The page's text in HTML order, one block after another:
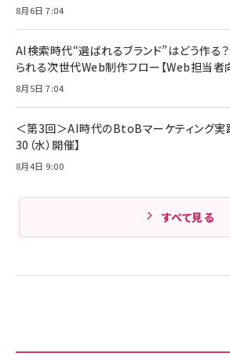
Amazonランキングをも
ケーブル Anker絡まないケ
ド付き USB PD対応 シリコ
17 / 16 / 15 / Galaxy
Pro/Air 各種対応 (1.8m ミッ
￥1,890
￥4,857
8月6日 7:04
AI検索時代“選ばれるブランド”はどう作る
られる次世代Web制作フロー【Web担当者
8月5日 7:04
＜第3回＞AI時代のBtoBマーケティング実践
30（水）開催】
8月4日 9:00
すべて見る